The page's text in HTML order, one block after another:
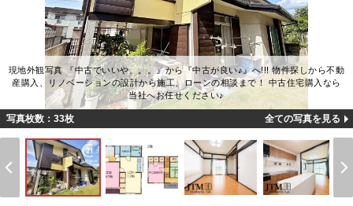
現地外観写真 『中古でいいや。。。』から『中古が良い♪』へ!!! 物件探しから不動
産購入、リノベーションの設計から施工、ローンの相談まで！ 中古住宅購入なら
当社へお任せください♪
写真枚数：33枚 全ての写真を見る